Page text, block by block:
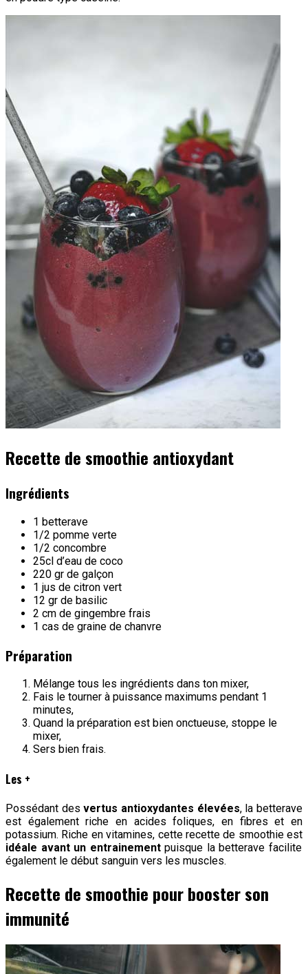
Recette de smoothie antioxydant
Ingrédients
1 betterave
1/2 pomme verte
1/2 concombre
25cl d’eau de coco
220 gr de galçon
1 jus de citron vert
12 gr de basilic
2 cm de gingembre frais
1 cas de graine de chanvre
Préparation
Mélange tous les ingrédients dans ton mixer,
Fais le tourner à puissance maximums pendant 1
minutes,
Quand la préparation est bien onctueuse, stoppe le
mixer,
Sers bien frais.
Les +
Possédant desvertus antioxydantes élevées, la betterave
est également riche en acides foliques, en fibres et en
potassium. Riche en vitamines, cette recette de smoothie est
idéale avant un entrainementpuisque la betterave facilite
également le début sanguin vers les muscles.
Recette de smoothie pour booster son
immunité